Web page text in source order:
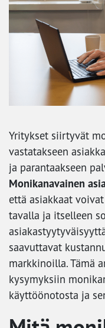
Yritykset siirtyvät
vastatakseen
ja parantaakseen
Monikanavainen
että asiakkaat
tavalla ja itselleen
saavuttavat
markkinoilla. Tämä
kysymyksiin
käyttöönotosta ja